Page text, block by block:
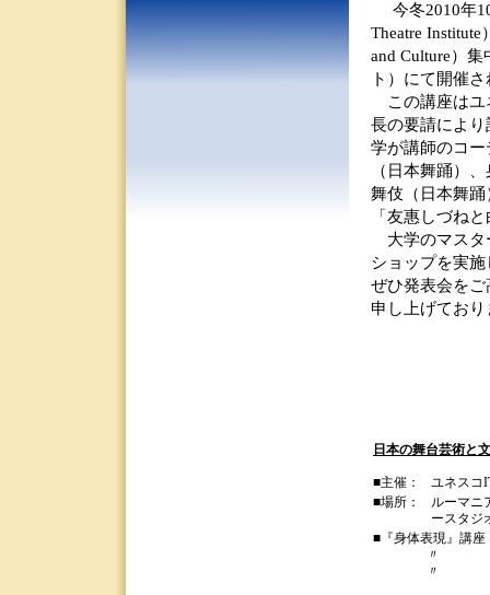
今冬2010年
Theatre Institute
and Culture）
ト）にて開催
この講座はユ
長の要請によ
学が講師のコ
（日本舞踊）
舞伎（日本舞
「友惠しづね
大学のマスタ
ショップを実
ぜひ発表会を
申し上げており
日本の舞台芸術と
■主催：
ユネスコ
■場所：
ルーマニ
ースタジ
■『身体表現』講座
〃
〃